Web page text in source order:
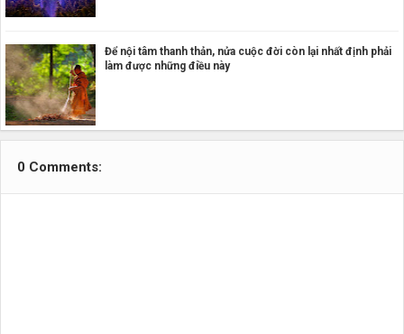
Để nội tâm thanh thản, nửa cuộc đời còn lại nhất định phải
làm được những điều này
0 Comments: